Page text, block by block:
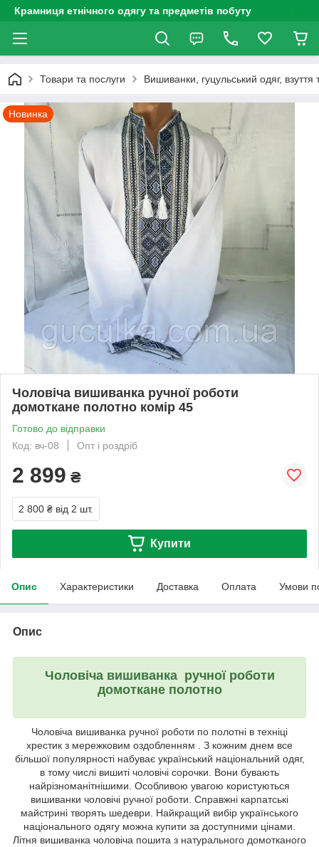
Крамниця етнічного одягу та предметів побуту
Товари та послуги Вишиванки, гуцульський одяг, взуття
Новинка
Чоловіча вишиванка ручної роботи
домоткане полотно комір 45
Готово до відправки
Код: вч-08
Опт і роздріб
2 899 ₴
2 800 ₴ від 2 шт.
Купити
Опис Характеристики Доставка Оплата Умови
Опис
Чоловіча вишиванка ручної роботи
домоткане полотно
Чоловіча вишиванка ручної роботи по полотні в техніці
хрестик з мережковим оздобленням . З кожним днем все
більшої популярності набуває український національний одяг,
в тому числі вишиті чоловічі сорочки. Вони бувають
найрізноманітнішими. Особливою увагою користуються
вишиванки чоловічі ручної роботи. Справжні карпатські
майстрині творять шедеври. Найкращий вибір українського
національного одягу можна купити за доступними цінами.
Літня вишиванка чоловіча пошита з натурального домотканого